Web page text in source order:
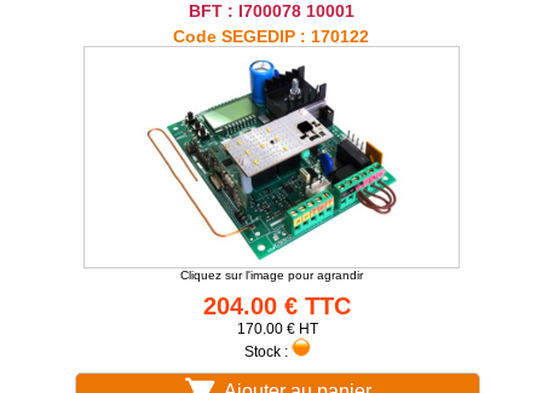
BFT : I700078 10001
Code SEGEDIP : 170122
Cliquez sur l'image pour agrandir
204.00 € TTC
170.00 € HT
Stock :